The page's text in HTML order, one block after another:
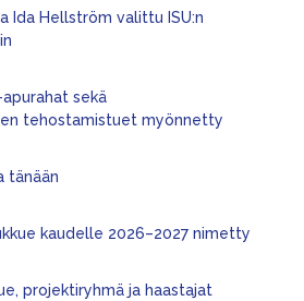
Ida Hellström valittu ISU:n
sekä
tehostamistuet myönnetty
tänään
kaudelle 2026–2027 nimetty
projektiryhmä ja haastajat